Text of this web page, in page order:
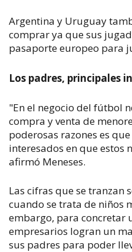
Argentina y Uruguay
comprar ya que sus
pasaporte europeo para
Los padres, principales
"En el negocio del fútbol
compra y venta de
poderosas razones es
interesados en que estos
afirmó Meneses.
Las cifras que se tranzan
cuando se trata de niños
embargo, para concretar
empresarios logran un
sus padres para poder